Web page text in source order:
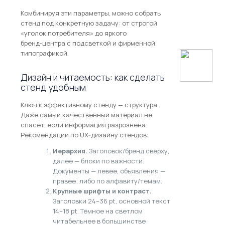
Комбинируя эти параметры, можно собрать
стенд под конкретную задачу: от строгой
«уголок потребителя» до яркого
бренд‑центра с подсветкой и фирменной
типографикой.
Дизайн и читаемость: как сделать
стенд удобным
Ключ к эффективному стенду — структура.
Даже самый качественный материал не
спасёт, если информация разрознена.
Рекомендации по UX‑дизайну стендов:
Иерархия. Заголовок/бренд сверху,
далее — блоки по важности.
Документы — левее, объявления —
правее; либо по алфавиту/темам.
Крупные шрифты и контраст.
Заголовки 24–36 pt, основной текст
14–18 pt. Тёмное на светлом
читабельнее в большинстве